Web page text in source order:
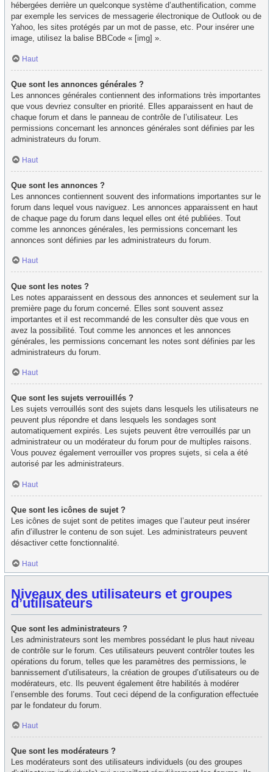
hébergées derrière un quelconque système d’authentification, comme
par exemple les services de messagerie électronique de Outlook ou de
Yahoo, les sites protégés par un mot de passe, etc. Pour insérer une
image, utilisez la balise BBCode « [img] ».
Haut
Que sont les annonces générales ?
Les annonces générales contiennent des informations très importantes
que vous devriez consulter en priorité. Elles apparaissent en haut de
chaque forum et dans le panneau de contrôle de l’utilisateur. Les
permissions concernant les annonces générales sont définies par les
administrateurs du forum.
Haut
Que sont les annonces ?
Les annonces contiennent souvent des informations importantes sur le
forum dans lequel vous naviguez. Les annonces apparaissent en haut
de chaque page du forum dans lequel elles ont été publiées. Tout
comme les annonces générales, les permissions concernant les
annonces sont définies par les administrateurs du forum.
Haut
Que sont les notes ?
Les notes apparaissent en dessous des annonces et seulement sur la
première page du forum concerné. Elles sont souvent assez
importantes et il est recommandé de les consulter dès que vous en
avez la possibilité. Tout comme les annonces et les annonces
générales, les permissions concernant les notes sont définies par les
administrateurs du forum.
Haut
Que sont les sujets verrouillés ?
Les sujets verrouillés sont des sujets dans lesquels les utilisateurs ne
peuvent plus répondre et dans lesquels les sondages sont
automatiquement expirés. Les sujets peuvent être verrouillés par un
administrateur ou un modérateur du forum pour de multiples raisons.
Vous pouvez également verrouiller vos propres sujets, si cela a été
autorisé par les administrateurs.
Haut
Que sont les icônes de sujet ?
Les icônes de sujet sont de petites images que l’auteur peut insérer
afin d’illustrer le contenu de son sujet. Les administrateurs peuvent
désactiver cette fonctionnalité.
Haut
Niveaux des utilisateurs et groupes
d’utilisateurs
Que sont les administrateurs ?
Les administrateurs sont les membres possédant le plus haut niveau
de contrôle sur le forum. Ces utilisateurs peuvent contrôler toutes les
opérations du forum, telles que les paramètres des permissions, le
bannissement d’utilisateurs, la création de groupes d’utilisateurs ou de
modérateurs, etc. Ils peuvent également être habilités à modérer
l’ensemble des forums. Tout ceci dépend de la configuration effectuée
par le fondateur du forum.
Haut
Que sont les modérateurs ?
Les modérateurs sont des utilisateurs individuels (ou des groupes